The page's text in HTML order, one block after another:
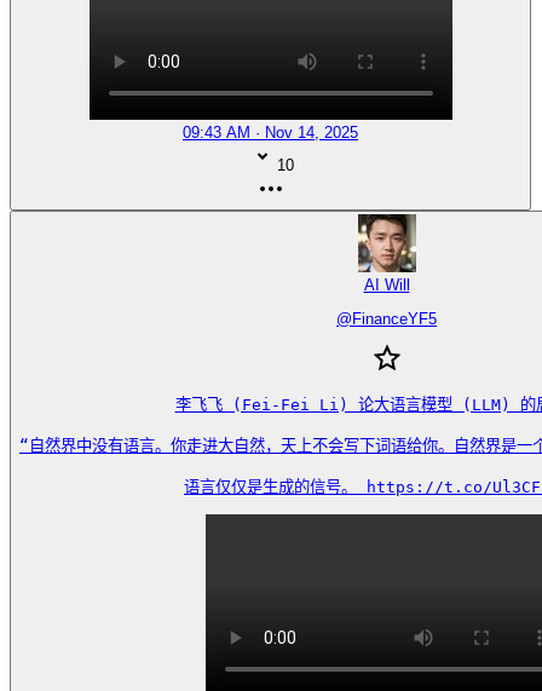
09:43 AM · Nov 14, 2025
10
AI Will
@ FinanceYF5
李飞飞 (Fei-Fei Li) 论大语言模型 (LLM) 的
“自然界中没有语言。你走进大自然，天上不会写下词语给你。自然界是
语言仅仅是生成的信号。 https://t.co/